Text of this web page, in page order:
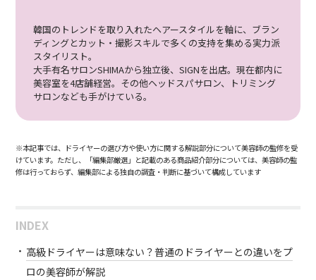
韓国のトレンドを取り入れたヘアースタイルを軸に、ブラン
ディングとカット・撮影スキルで多くの支持を集める実力派
スタイリスト。
大手有名サロンSHIMAから独立後、SIGNを出店。現在都内に
美容室を4店舗経営。その他ヘッドスパサロン、トリミング
サロンなども手がけている。
※本記事では、ドライヤーの選び方や使い方に関する解説部分について美容師の監修を受
けています。ただし、「編集部厳選」と記載のある商品紹介部分については、美容師の監
修は行っておらず、編集部による独自の調査・判断に基づいて構成しています
INDEX
高級ドライヤーは意味ない？普通のドライヤーとの違いをプ
ロの美容師が解説